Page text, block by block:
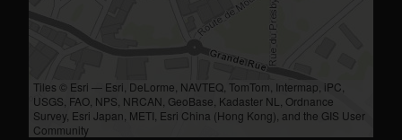
Tiles © Esri — Esri, DeLorme, NAVTEQ, TomTom, Intermap, iPC,
USGS, FAO, NPS, NRCAN, GeoBase, Kadaster NL, Ordnance
Survey, Esri Japan, METI, Esri China (Hong Kong), and the GIS User
Community